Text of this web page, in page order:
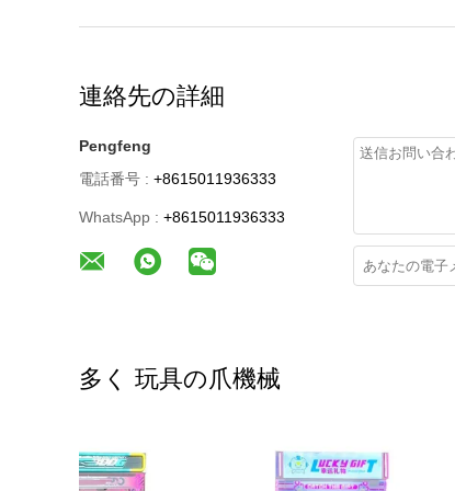
連絡先の詳細
Pengfeng
電話番号 : +8615011936333
WhatsApp : +8615011936333
多く 玩具の爪機械